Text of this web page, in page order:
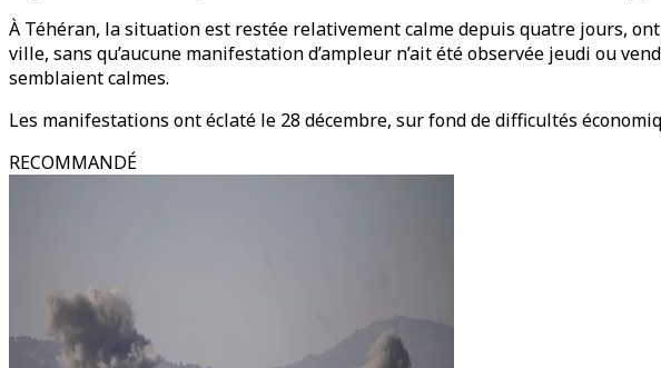
À Téhéran, la situation est restée relativement calme depuis quatre jours,
ville, sans qu’aucune manifestation d’ampleur n’ait été observée jeudi ou
semblaient calmes.
Les manifestations ont éclaté le 28 décembre, sur fond de difficultés
RECOMMANDÉ